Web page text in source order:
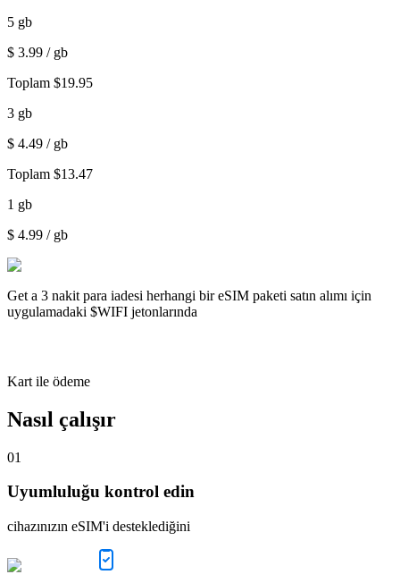
5 gb
$ 3.99 / gb
Toplam $19.95
3 gb
$ 4.49 / gb
Toplam $13.47
1 gb
$ 4.99 / gb
Get a 3 nakit para iadesi herhangi bir eSIM paketi satın alımı için
uygulamadaki $WIFI jetonlarında
Kart ile ödeme
Nasıl çalışır
01
Uyumluluğu kontrol edin
cihazınızın eSIM'i desteklediğini